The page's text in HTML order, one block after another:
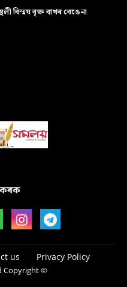
বিস্ময় বৃক্ষ বাখৰ বেঙেনা
us Privacy Policy
Copyright ©